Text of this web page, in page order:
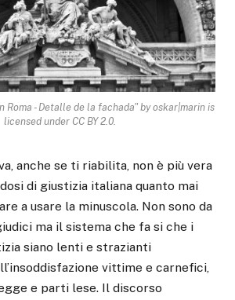
Roma - Detalle de la fachada" by oskar|marin is
licensed under CC BY 2.0.
anche se ti riabilita, non è più vera
di giustizia italiana quanto mai
a usare la minuscola. Non sono da
ma il sistema che fa si che i
siano lenti e strazianti
vittime e carnefici,
e parti lese. Il discorso